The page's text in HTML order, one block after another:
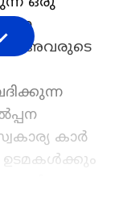
അവരുടെ
കാർ
ഉടമകൾക്കും